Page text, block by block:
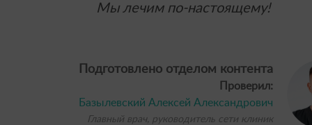
Мы лечим по-настоящему!
Подготовлено отделом контента
Проверил:
Базылевский Алексей Александрович
Главный врач, руководитель сети клиник